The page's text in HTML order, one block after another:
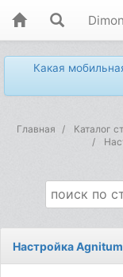
Какая
Главная Каталог
Настройка